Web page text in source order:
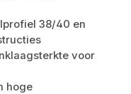
38/40 en
voor
hoge